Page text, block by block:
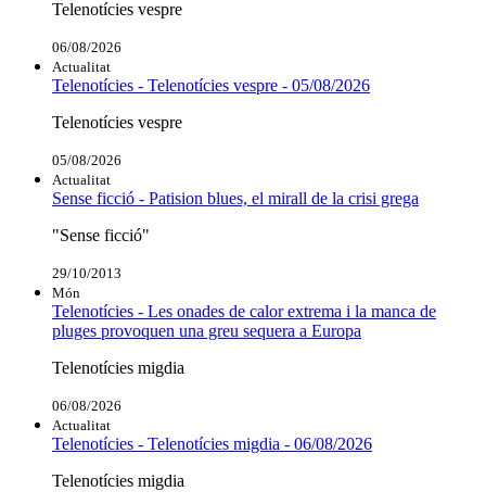
Telenotícies vespre
06/08/2026
Actualitat
Telenotícies - Telenotícies vespre - 05/08/2026
Telenotícies vespre
05/08/2026
Actualitat
Sense ficció - Patision blues, el mirall de la crisi grega
"Sense ficció"
29/10/2013
Món
Telenotícies - Les onades de calor extrema i la manca de
pluges provoquen una greu sequera a Europa
Telenotícies migdia
06/08/2026
Actualitat
Telenotícies - Telenotícies migdia - 06/08/2026
Telenotícies migdia